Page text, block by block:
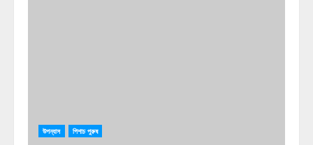
উপন্যাস পিশাচ পুরুষ